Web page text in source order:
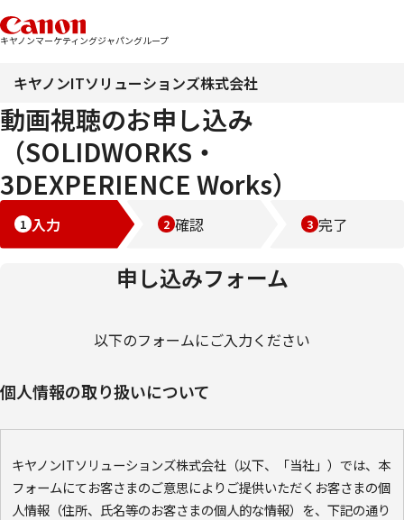
キヤノンマーケティングジャパングループ
キヤノンITソリューションズ株式会社
動画視聴のお申し込み
（SOLIDWORKS・
3DEXPERIENCE Works）
入力 確認 完了
申し込みフォーム
以下のフォームにご入力ください
個人情報の取り扱いについて
キヤノンITソリューションズ株式会社（以下、「当社」）では、本
フォームにてお客さまのご意思によりご提供いただくお客さまの個
人情報（住所、氏名等のお客さまの個人的な情報）を、下記の通り